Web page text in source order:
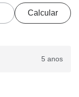
Calcular
5 anos